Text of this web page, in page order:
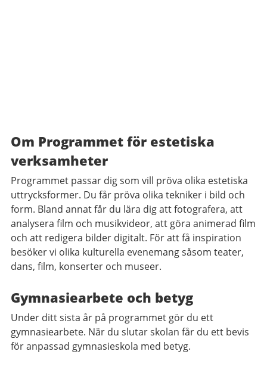
Om Programmet för estetiska
verksamheter
Programmet passar dig som vill pröva olika estetiska
uttrycksformer. Du får pröva olika tekniker i bild och
form. Bland annat får du lära dig att fotografera, att
analysera film och musikvideor, att göra animerad film
och att redigera bilder digitalt. För att få inspiration
besöker vi olika kulturella evenemang såsom teater,
dans, film, konserter och museer.
Gymnasiearbete och betyg
Under ditt sista år på programmet gör du ett
gymnasiearbete. När du slutar skolan får du ett bevis
för anpassad gymnasieskola med betyg.